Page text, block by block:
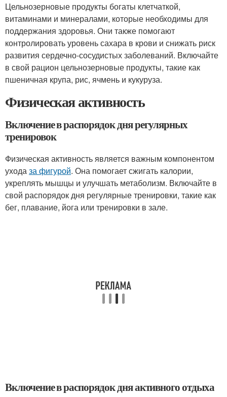
Цельнозерновые продукты богаты клетчаткой,
витаминами и минералами, которые необходимы для
поддержания здоровья. Они также помогают
контролировать уровень сахара в крови и снижать риск
развития сердечно-сосудистых заболеваний. Включайте
в свой рацион цельнозерновые продукты, такие как
пшеничная крупа, рис, ячмень и кукуруза.
Физическая активность
Включение в распорядок дня регулярных
тренировок
Физическая активность является важным компонентом
уходаза фигурой. Она помогает сжигать калории,
укреплять мышцы и улучшать метаболизм. Включайте в
свой распорядок дня регулярные тренировки, такие как
бег, плавание, йога или тренировки в зале.
Включение в распорядок дня активного отдыха